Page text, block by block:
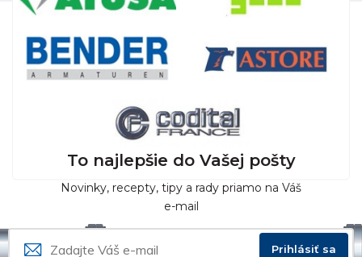
To najlepšie do Vašej pošty
Novinky, recepty, tipy a rady priamo na Váš
e-mail
Prihlásiť sa